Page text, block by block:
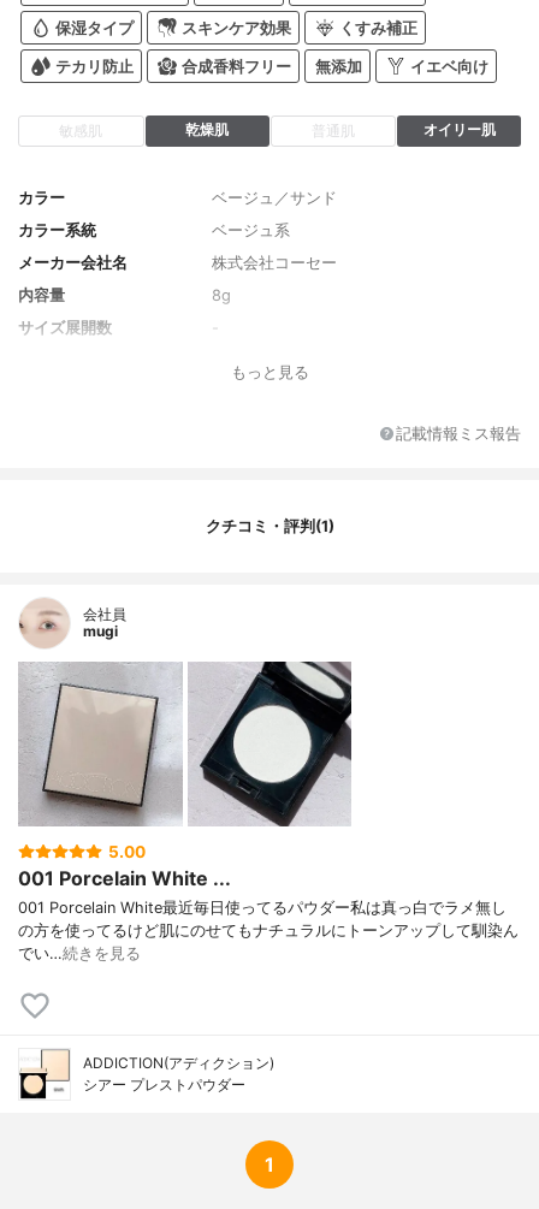
保湿タイプ スキンケア効果 くすみ補正
テカリ防止 合成香料フリー 無添加 イエベ向け
敏感肌 乾燥肌 普通肌 オイリー肌
カラー
ベージュ／サンド
カラー系統
ベージュ系
メーカー会社名
株式会社コーセー
内容量
8g
サイズ展開数
-
ルビン酸、オリーブ果実油、カニナバラ果
実油、ジパルミチン酸アスコルビル、セン
チフォリアバラ花エキス、トコフェロー
ル、BG、BHT、シリカ、ナイロンー12、ヘ
キサ（ヒドロキシステアリン酸／ステアリ
ン酸／ロジン酸）ジペンタエリスリチル、
ミツロウ、ワセリン、合成金雲母、水、メ
もっと見る
記載情報ミス報告
クチコミ・評判(1)
会社員
mugi
5.00
001 Porcelain White ...
001 Porcelain White最近毎日使ってるパウダー私は真っ白でラメ無し
の方を使ってるけど肌にのせてもナチュラルにトーンアップして馴染ん
でい…続きを見る
ADDICTION(アディクション)
シアー プレストパウダー
1